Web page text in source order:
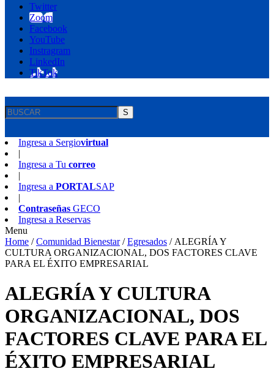
Twitter
Zoom
Facebook
YouTube
Instragram
LinkedIn
TikTok
S
Ingresa a Sergiovirtual
|
Ingresa a Tu correo
|
Ingresa a PORTALSAP
|
Contraseñas GECO
Ingresa a Reservas
Menu
Home /Comunidad Bienestar/Egresados / ALEGRÍA Y
CULTURA ORGANIZACIONAL, DOS FACTORES CLAVE
PARA EL ÉXITO EMPRESARIAL
ALEGRÍA Y CULTURA
ORGANIZACIONAL, DOS
FACTORES CLAVE PARA EL
ÉXITO EMPRESARIAL